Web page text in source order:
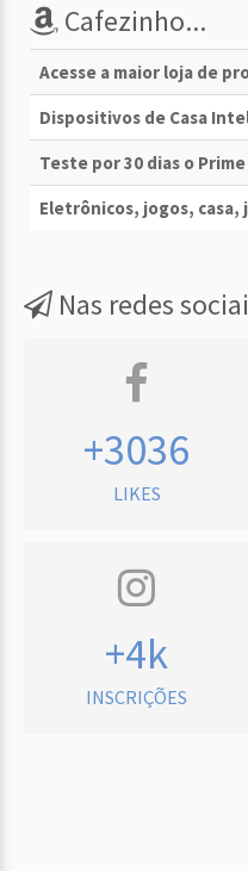
Cafezinho...
Acesse a maior loja de
Dispositivos de Casa
Teste por 30 dias o
Eletrônicos, jogos, casa,
Nas redes
+3036
LIKES
+4k
INSCRIÇÕES